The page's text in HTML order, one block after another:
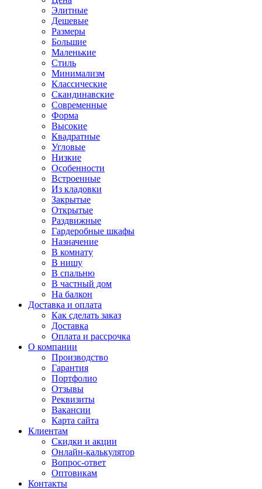
Элитные
Дешевые
Размеры
Большие
Маленькие
Стиль
Минимализм
Классические
Скандинавские
Современные
Форма
Высокие
Квадратные
Угловые
Низкие
Особенности
Встроенные
Из кладовки
Закрытые
Открытые
Раздвижные
Гардеробные шкафы
Назначение
В комнату
В нишу
В спальню
В частный дом
На балкон
Доставка и оплата
Как сделать заказ
Доставка
Оплата и рассрочка
О компании
Производство
Гарантия
Портфолио
Отзывы
Реквизиты
Вакансии
Карта сайта
Клиентам
Скидки и акции
Онлайн-калькулятор
Вопрос-ответ
Оптовикам
Контакты